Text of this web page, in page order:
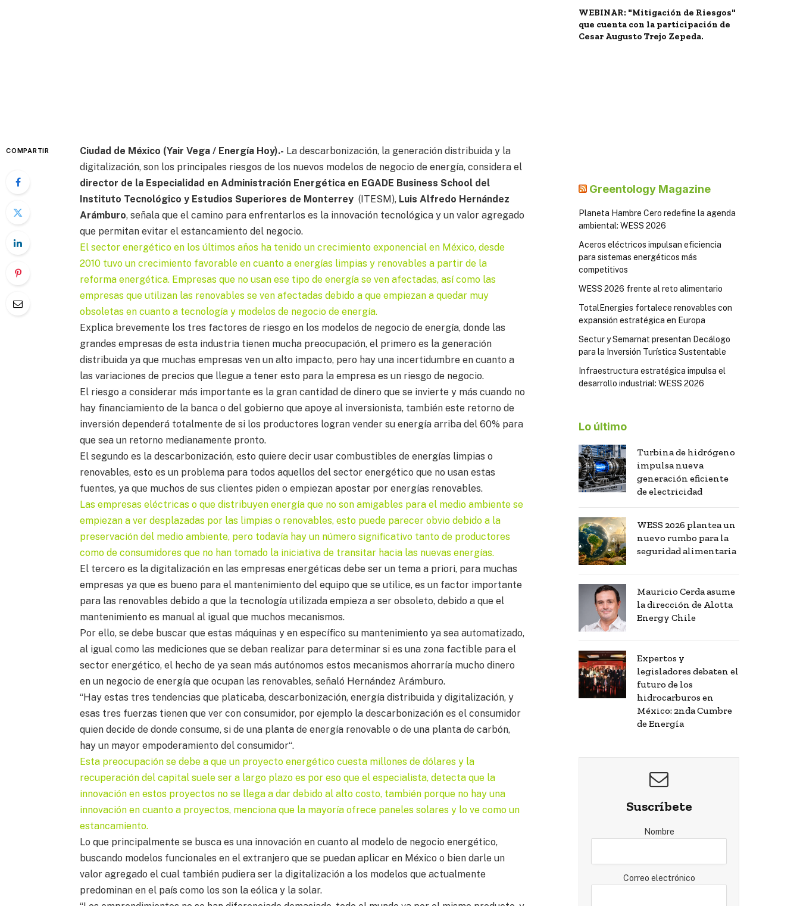
COMPARTIR Ciudad de México (Yair Vega / Energía Hoy).- La descarbonización, la generación distribuida y la
digitalización, son los principales riesgos de los nuevos modelos de negocio de energía, considera el
director de la Especialidad en Administración Energética en EGADE Business School del
Instituto Tecnológico y Estudios Superiores de Monterrey (ITESM), Luis Alfredo Hernández
Arámburo, señala que el camino para enfrentarlos es la innovación tecnológica y un valor agregado
que permitan evitar el estancamiento del negocio.
El sector energético en los últimos años ha tenido un crecimiento exponencial en México, desde
2010 tuvo un crecimiento favorable en cuanto a energías limpias y renovables a partir de la
reforma energética. Empresas que no usan ese tipo de energía se ven afectadas, así como las
empresas que utilizan las renovables se ven afectadas debido a que empiezan a quedar muy
obsoletas en cuanto a tecnología y modelos de negocio de energía.
Explica brevemente los tres factores de riesgo en los modelos de negocio de energía, donde las
grandes empresas de esta industria tienen mucha preocupación, el primero es la generación
distribuida ya que muchas empresas ven un alto impacto, pero hay una incertidumbre en cuanto a
las variaciones de precios que llegue a tener esto para la empresa es un riesgo de negocio.
El riesgo a considerar más importante es la gran cantidad de dinero que se invierte y más cuando no
hay financiamiento de la banca o del gobierno que apoye al inversionista, también este retorno de
inversión dependerá totalmente de si los productores logran vender su energía arriba del 60% para
que sea un retorno medianamente pronto.
El segundo es la descarbonización, esto quiere decir usar combustibles de energías limpias o
renovables, esto es un problema para todos aquellos del sector energético que no usan estas
fuentes, ya que muchos de sus clientes piden o empiezan apostar por energías renovables.
Las empresas eléctricas o que distribuyen energía que no son amigables para el medio ambiente se
empiezan a ver desplazadas por las limpias o renovables, esto puede parecer obvio debido a la
preservación del medio ambiente, pero todavía hay un número significativo tanto de productores
como de consumidores que no han tomado la iniciativa de transitar hacia las nuevas energías.
El tercero es la digitalización en las empresas energéticas debe ser un tema a priori, para muchas
empresas ya que es bueno para el mantenimiento del equipo que se utilice, es un factor importante
para las renovables debido a que la tecnología utilizada empieza a ser obsoleto, debido a que el
mantenimiento es manual al igual que muchos mecanismos.
Por ello, se debe buscar que estas máquinas y en específico su mantenimiento ya sea automatizado,
al igual como las mediciones que se deban realizar para determinar si es una zona factible para el
sector energético, el hecho de ya sean más autónomos estos mecanismos ahorraría mucho dinero
en un negocio de energía que ocupan las renovables, señaló Hernández Arámburo.
“Hay estas tres tendencias que platicaba, descarbonización, energía distribuida y digitalización, y
esas tres fuerzas tienen que ver con consumidor, por ejemplo la descarbonización es el consumidor
quien decide de donde consume, si de una planta de energía renovable o de una planta de carbón,
hay un mayor empoderamiento del consumidor“.
Esta preocupación se debe a que un proyecto energético cuesta millones de dólares y la
recuperación del capital suele ser a largo plazo es por eso que el especialista, detecta que la
innovación en estos proyectos no se llega a dar debido al alto costo, también porque no hay una
innovación en cuanto a proyectos, menciona que la mayoría ofrece paneles solares y lo ve como un
estancamiento.
Lo que principalmente se busca es una innovación en cuanto al modelo de negocio energético,
buscando modelos funcionales en el extranjero que se puedan aplicar en México o bien darle un
valor agregado el cual también pudiera ser la digitalización a los modelos que actualmente
predominan en el país como los son la eólica y la solar.
WEBINAR: "Mitigación de Riesgos"
que cuenta con la participación de
Cesar Augusto Trejo Zepeda.
Greentology Magazine
Planeta Hambre Cero redefine la agenda
ambiental: WESS 2026
Aceros eléctricos impulsan eficiencia
para sistemas energéticos más
competitivos
WESS 2026 frente al reto alimentario
TotalEnergies fortalece renovables con
expansión estratégica en Europa
Sectur y Semarnat presentan Decálogo
para la Inversión Turística Sustentable
Infraestructura estratégica impulsa el
desarrollo industrial: WESS 2026
Lo último
Turbina de hidrógeno
impulsa nueva
generación eficiente
de electricidad
WESS 2026 plantea un
nuevo rumbo para la
seguridad alimentaria
Mauricio Cerda asume
la dirección de Alotta
Energy Chile
Expertos y
legisladores debaten el
futuro de los
hidrocarburos en
México: 2nda Cumbre
de Energía
Suscríbete
Nombre
Correo electrónico